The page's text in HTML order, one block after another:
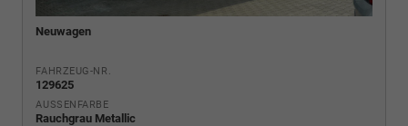
Neuwagen
FAHRZEUG-NR.
129625
AUSSENFARBE
Rauchgrau Metallic